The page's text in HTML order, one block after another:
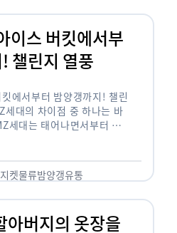
이스 버킷에서부
챌린지 열풍
에서부터 밤양갱까지! 챌린
세대의 차이점 중 하나는 바
세대는 태어나면서부터 디
켓물류밤양갱유통
아버지의 옷장을